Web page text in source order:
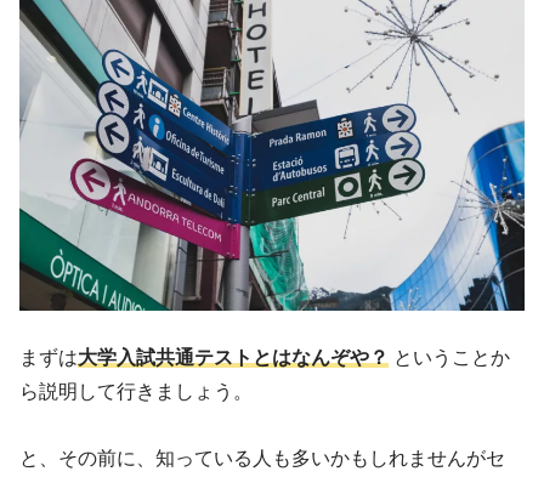
まずは大学入試共通テストとはなんぞや？ ということか
ら説明して行きましょう。
と、その前に、知っている人も多いかもしれませんがセ